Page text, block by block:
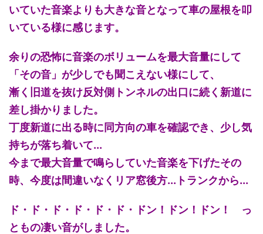
いていた音楽よりも大きな音となって車の屋根を叩
いている様に感じます。
余りの恐怖に音楽のボリュームを最大音量にして
「その音」が少しでも聞こえない様にして、
漸く旧道を抜け反対側トンネルの出口に続く新道に
差し掛かりました。
丁度新道に出る時に同方向の車を確認でき、少し気
持ちが落ち着いて...
今まで最大音量で鳴らしていた音楽を下げたその
時、今度は間違いなくリア窓後方...トランクから...
ド・ド・ド・ド・ド・ド・ドン！ドン！ドン！ っ
ともの凄い音がしました。